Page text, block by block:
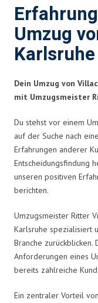
Umzug
Karlsruhe
Dein Umzug von
mit Umzugsmeister
Du stehst vor einem
auf der Suche nach
Erfahrungen anderer
Entscheidungsfindung
unseren positiven
berichten.
Umzugsmeister Ritter
Karlsruhe spezialisiert
Branche zurückblicken.
Anforderungen eines
bereits zahlreiche
Ein zentraler Vorteil